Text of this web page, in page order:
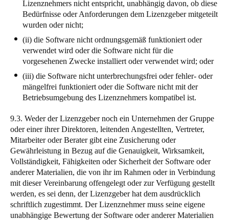
Lizenznehmers nicht entspricht, unabhängig davon, ob diese
Bedürfnisse oder Anforderungen dem Lizenzgeber mitgeteilt
wurden oder nicht;
(ii) die Software nicht ordnungsgemäß funktioniert oder
verwendet wird oder die Software nicht für die
vorgesehenen Zwecke installiert oder verwendet wird; oder
(iii) die Software nicht unterbrechungsfrei oder fehler- oder
mängelfrei funktioniert oder die Software nicht mit der
Betriebsumgebung des Lizenznehmers kompatibel ist.
9.3. Weder der Lizenzgeber noch ein Unternehmen der Gruppe
oder einer ihrer Direktoren, leitenden Angestellten, Vertreter,
Mitarbeiter oder Berater gibt eine Zusicherung oder
Gewährleistung in Bezug auf die Genauigkeit, Wirksamkeit,
Vollständigkeit, Fähigkeiten oder Sicherheit der Software oder
anderer Materialien, die von ihr im Rahmen oder in Verbindung
mit dieser Vereinbarung offengelegt oder zur Verfügung gestellt
werden, es sei denn, der Lizenzgeber hat dem ausdrücklich
schriftlich zugestimmt. Der Lizenznehmer muss seine eigene
unabhängige Bewertung der Software oder anderer Materialien